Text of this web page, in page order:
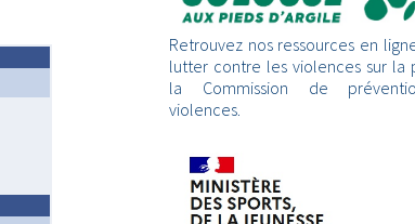
Retrouvez nos ressources en
lutter contre les violences sur la
la Commission de
violences.